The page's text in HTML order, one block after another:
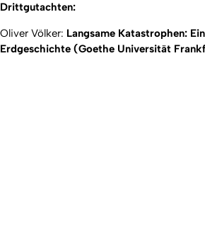
Drittgutachten:
Oliver Völker: Langsame Katastrophen:
Erdgeschichte (Goethe Universität